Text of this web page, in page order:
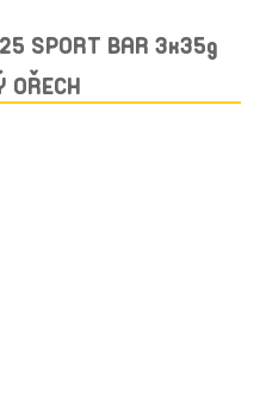
SPORT BAR 3x35g
OŘECH